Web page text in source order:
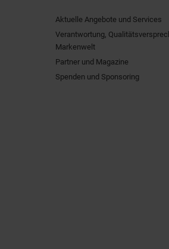
Aktuelle Angebote und Services
Verantwortung,
Markenwelt
Partner und Magazine
Spenden und Sponsoring